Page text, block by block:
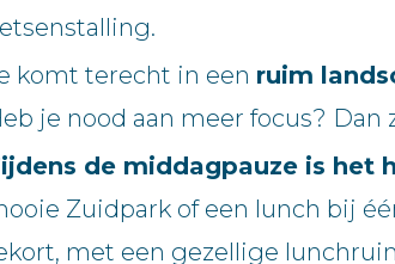
komt terecht in een ruim
je nood aan meer focus?
de middagpauze is het
Zuidpark of een lunch bij
met een gezellige